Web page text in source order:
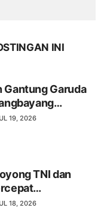
INI
Gantung Garuda
Simbol
19, 2026
TNI dan
Jembatan
18, 2026